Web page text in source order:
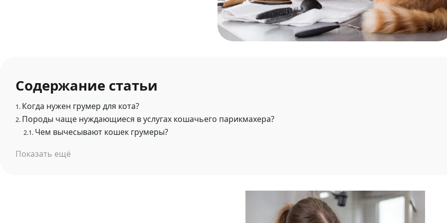
Содержание статьи
1. Когда нужен грумер для кота?
2. Породы чаще нуждающиеся в услугах кошачьего парикмахера?
2.1. Чем вычесывают кошек грумеры?
Показать ещё